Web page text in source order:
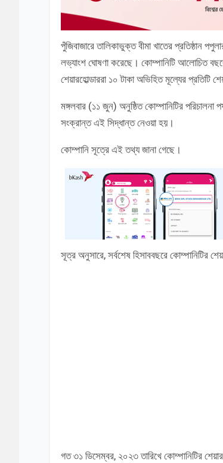
পুঁজিবাজারে তালিকাভুক্ত বীমা খাতের প্রতিষ্ঠান
লভ্যাংশ ঘোষণা করেছে। কোম্পানিটি আলোচিত
শেয়ারহোল্ডাররা ১০ টাকা অভিহিত মূল্যের প্রতিটি
মঙ্গলবার (১১ জুন) অনুষ্ঠিত কোম্পানিটির পরিচালনা
সংক্রান্ত এই সিদ্ধান্ত নেওয়া হয়।
কোম্পানি সূত্রে এই তথ্য জানা গেছে।
সূত্র অনুসারে, সর্বশেষ হিসাববছরে কোম্পানিটির
গত ৩১ ডিসেম্বর, ২০২৩ তারিখে কোম্পানিটির